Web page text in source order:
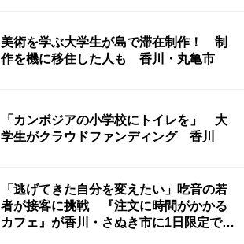
美術を学ぶ大学生が島で滞在制作！ 制
作を機に移住した人も 香川・丸亀市
「カンボジアの小学校にトイレを」 大
学生がクラウドファンディング 香川
「逃げてきた自分を変えたい」吃音の若
者が接客に挑戦 『注文に時間がかかる
カフェ』が香川・さぬき市に1日限定でオ